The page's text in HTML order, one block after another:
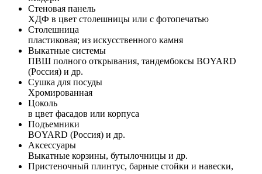
Стеновая панель
ХДФ в цвет столешницы или с фотопечатью
Столешница
пластиковая; из искусственного камня
Выкатные системы
ПВШ полного открывания, тандембоксы BOYARD
(Россия) и др.
Сушка для посуды
Хромированная
Цоколь
в цвет фасадов или корпуса
Подъемники
BOYARD (Россия) и др.
Аксессуары
Выкатные корзины, бутылочницы и др.
Пристеночный плинтус, барные стойки и навески,